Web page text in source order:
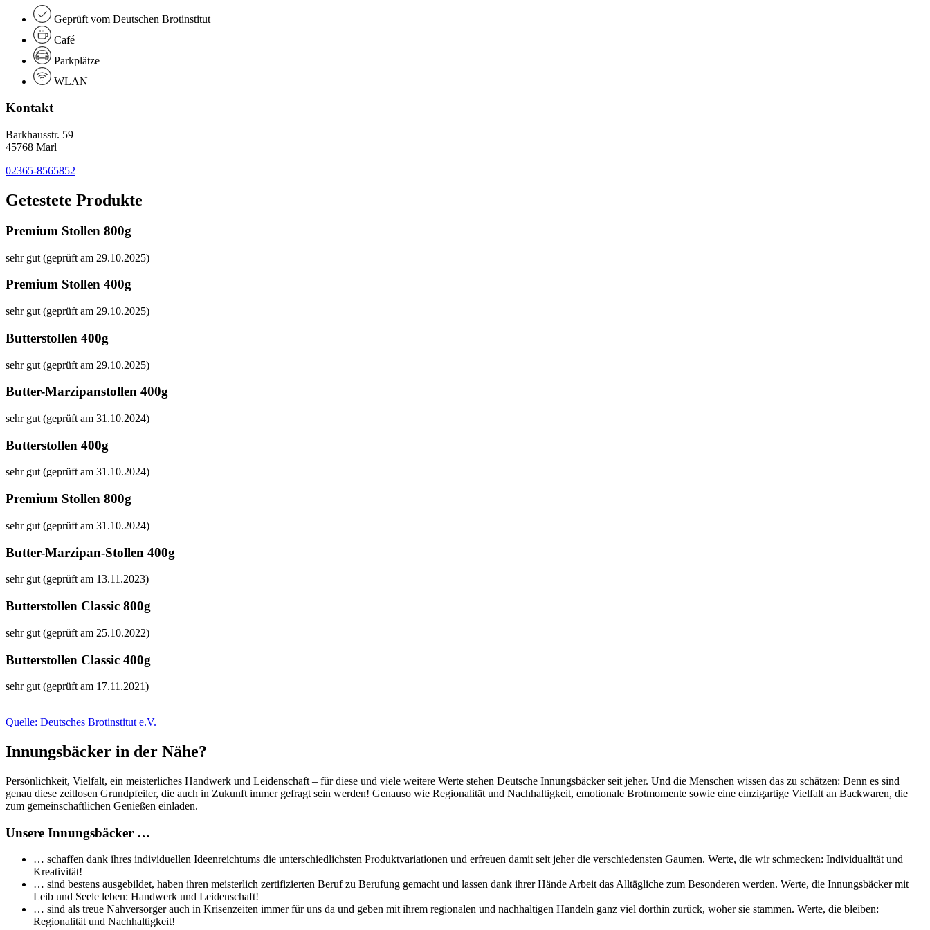
Geprüft vom Deutschen Brotinstitut
Café
Parkplätze
WLAN
Kontakt
Barkhausstr. 59
45768 Marl
02365-8565852
Getestete Produkte
Premium Stollen 800g
sehr gut (geprüft am 29.10.2025)
Premium Stollen 400g
sehr gut (geprüft am 29.10.2025)
Butterstollen 400g
sehr gut (geprüft am 29.10.2025)
Butter-Marzipanstollen 400g
sehr gut (geprüft am 31.10.2024)
Butterstollen 400g
sehr gut (geprüft am 31.10.2024)
Premium Stollen 800g
sehr gut (geprüft am 31.10.2024)
Butter-Marzipan-Stollen 400g
sehr gut (geprüft am 13.11.2023)
Butterstollen Classic 800g
sehr gut (geprüft am 25.10.2022)
Butterstollen Classic 400g
sehr gut (geprüft am 17.11.2021)
Quelle: Deutsches Brotinstitut e.V.
Innungsbäcker in der Nähe?
Persönlichkeit, Vielfalt, ein meisterliches Handwerk und Leidenschaft – für diese und viele weitere Werte stehen Deutsche Innungsbäcker seit jeher. Und die Menschen wissen das zu schätzen: Denn es sind
genau diese zeitlosen Grundpfeiler, die auch in Zukunft immer gefragt sein werden! Genauso wie Regionalität und Nachhaltigkeit, emotionale Brotmomente sowie eine einzigartige Vielfalt an Backwaren, die
zum gemeinschaftlichen Genießen einladen.
Unsere Innungsbäcker …
… schaffen dank ihres individuellen Ideenreichtums die unterschiedlichsten Produktvariationen und erfreuen damit seit jeher die verschiedensten Gaumen. Werte, die wir schmecken: Individualität und
Kreativität!
… sind bestens ausgebildet, haben ihren meisterlich zertifizierten Beruf zu Berufung gemacht und lassen dank ihrer Hände Arbeit das Alltägliche zum Besonderen werden. Werte, die Innungsbäcker mit
Leib und Seele leben: Handwerk und Leidenschaft!
… sind als treue Nahversorger auch in Krisenzeiten immer für uns da und geben mit ihrem regionalen und nachhaltigen Handeln ganz viel dorthin zurück, woher sie stammen. Werte, die bleiben:
Regionalität und Nachhaltigkeit!